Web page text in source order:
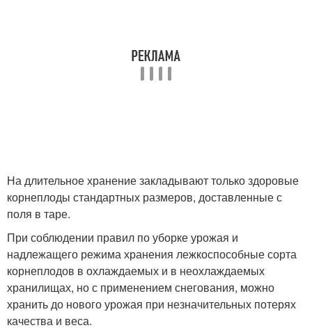
На длительное хранение закладывают только здоровые
корнеплоды стандартных размеров, доставленные с
поля в таре.
При соблюдении правил по уборке урожая и
надлежащего режима хранения лежкоспособные сорта
корнеплодов в охлаждаемых и в неохлаждаемых
хранилищах, но с применением снегования, можно
хранить до нового урожая при незначительных потерях
качества и веса.